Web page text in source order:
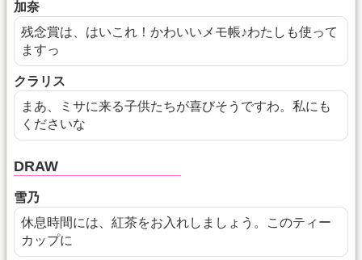
加奈
残念賞は、はいこれ！かわいいメモ帳♪わたしも使って
ますっ
クラリス
まあ、ミサに来る子供たちが喜びそうですわ。私にも
くださいな
DRAW
雪乃
休息時間には、紅茶をお入れしましょう。このティー
カップに